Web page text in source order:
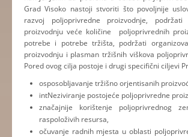
Grad Visoko nastoji stvoriti što povoljnije
razvoj poljoprivredne proizvodnje, podržati
proizvodnju veće količine poljoprivrednih
potrebe i potrebe tržišta, podržati
proizvodnju i plasman tržišnih viškova
Pored ovog cilja postoje i drugi specifični ciljevi
osposobljavanje tržišno orjentisanih
intNeziviranje postojeće poljoprivredne
značajnije korištenje poljoprivrednog
raspoloživih resursa,
očuvanje radnih mjesta u oblasti